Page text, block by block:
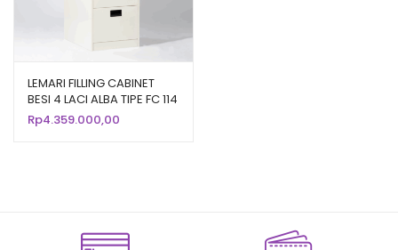
LEMARI FILLING CABINET
BESI 4 LACI ALBA TIPE FC 114
Rp4.359.000,00